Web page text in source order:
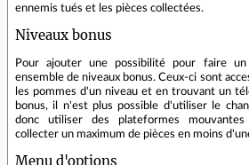
ennemis tués et les pièces collectées.
Niveaux bonus
Pour ajouter une possibilité pour faire un
ensemble de niveaux bonus. Ceux-ci sont
les pommes d'un niveau et en trouvant un
bonus, il n'est plus possible d'utiliser le
donc utiliser des plateformes
collecter un maximum de pièces en moins
Menu d'options